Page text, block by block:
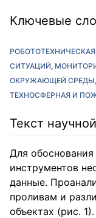
Ключевые
СИТУАЦИЙ
ОКРУЖАЮЩЕЙ СРЕДЫ
ТЕХНОСФЕРНАЯ И
Текст
Для
инструментов
данные.
проливам и
объектах (рис. 1).